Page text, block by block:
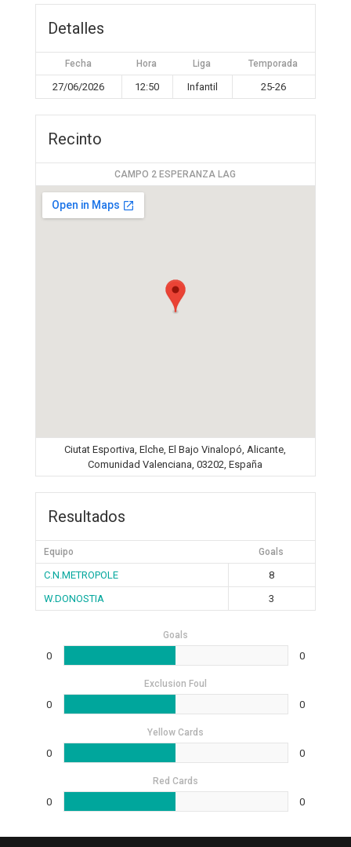
Detalles
Fecha Hora Liga Temporada
27/06/2026 12:50 Infantil 25-26
Recinto
CAMPO 2 ESPERANZA LAG
Ciutat Esportiva, Elche, El Bajo Vinalopó, Alicante,
Comunidad Valenciana, 03202, España
Resultados
Equipo Goals
C.N.METROPOLE
8
W.DONOSTIA
3
Goals
0 0
Exclusion Foul
0 0
Yellow Cards
0 0
Red Cards
0 0